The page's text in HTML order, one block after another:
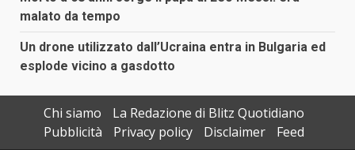
malato da tempo
Un drone utilizzato dall’Ucraina entra in Bulgaria ed
esplode vicino a gasdotto
Chi siamo
La Redazione di Blitz Quotidiano
Pubblicità
Privacy policy Disclaimer Feed